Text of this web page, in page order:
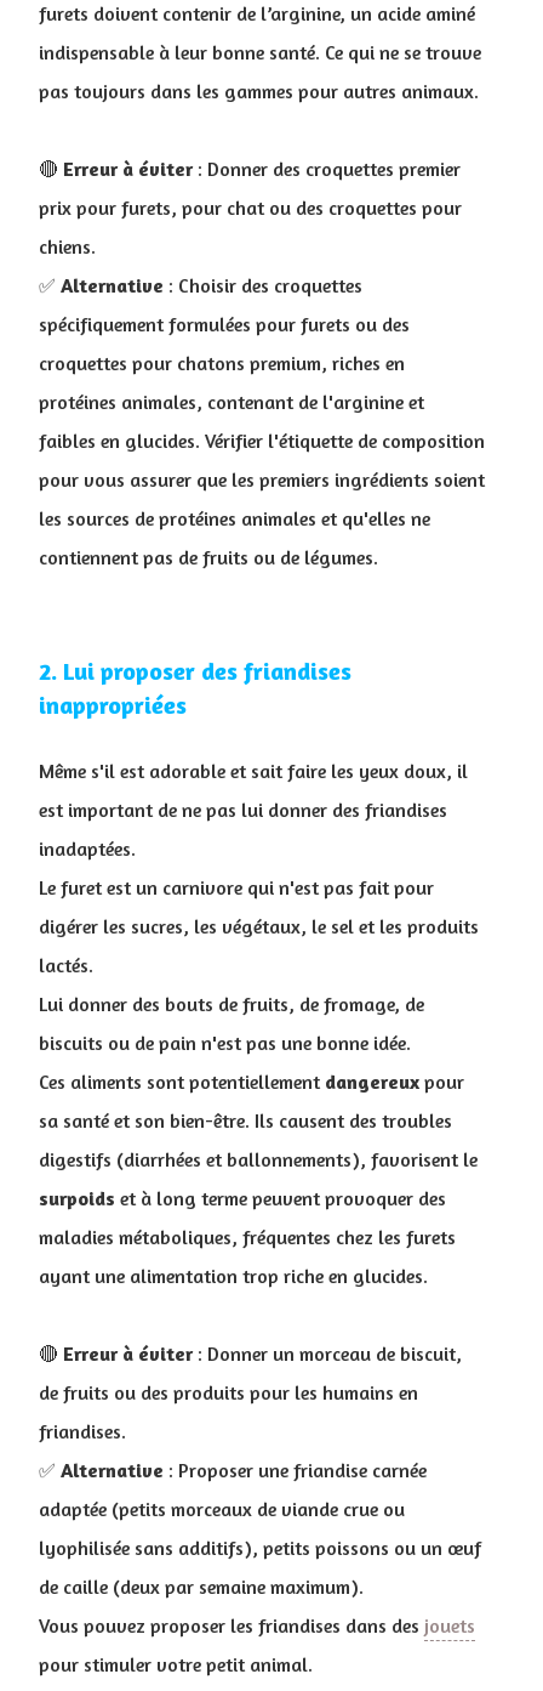
furets doivent contenir de l’arginine, un acide aminé
indispensable à leur bonne santé. Ce qui ne se trouve
pas toujours dans les gammes pour autres animaux.
🔴 Erreur à éviter: Donner des croquettes premier
prix pour furets, pour chat ou des croquettes pour
chiens.
✅ Alternative : Choisir des croquettes
spécifiquement formulées pour furets ou des
croquettes pour chatons premium, riches en
protéines animales, contenant de l'arginine et
faibles en glucides. Vérifier l'étiquette de composition
pour vous assurer que les premiers ingrédients soient
les sources de protéines animales et qu'elles ne
contiennent pas de fruits ou de légumes.
2. Lui proposer des friandises
inappropriées
Même s'il est adorable et sait faire les yeux doux, il
est important de ne pas lui donner des friandises
inadaptées.
Le furet est un carnivore qui n'est pas fait pour
digérer les sucres, les végétaux, le sel et les produits
lactés.
Lui donner des bouts de fruits, de fromage, de
biscuits ou de pain n'est pas une bonne idée.
Ces aliments sont potentiellement dangereux pour
sa santé et son bien-être. Ils causent des troubles
digestifs (diarrhées et ballonnements), favorisent le
surpoids et à long terme peuvent provoquer des
maladies métaboliques, fréquentes chez les furets
ayant une alimentation trop riche en glucides.
🔴 Erreur à éviter : Donner un morceau de biscuit,
de fruits ou des produits pour les humains en
friandises.
✅ Alternative : Proposer une friandise carnée
adaptée (petits morceaux de viande crue ou
lyophilisée sans additifs), petits poissons ou un œuf
de caille (deux par semaine maximum).
Vous pouvez proposer les friandises dans des jouets
pour stimuler votre petit animal.